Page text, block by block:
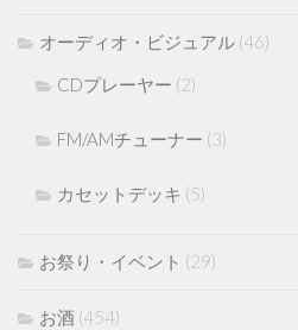
オーディオ・ビジュアル (46)
CDプレーヤー (2)
FM/AMチューナー (3)
カセットデッキ (5)
お祭り・イベント (29)
お酒 (454)